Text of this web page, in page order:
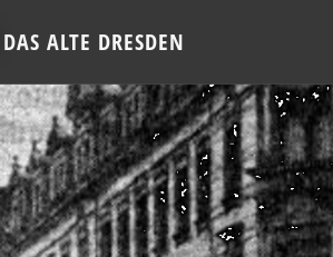
DAS ALTE DRESDEN